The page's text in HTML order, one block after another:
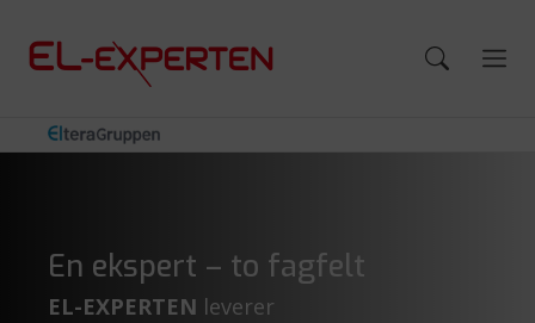
En ekspert – to fagfelt
EL-EXPERTEN leverer